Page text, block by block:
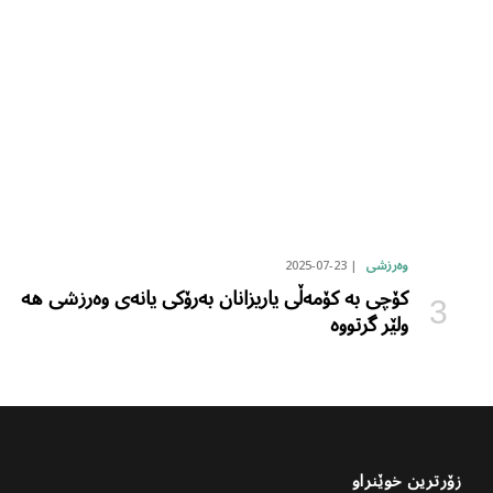
وەرزشی 2025-07-23
کۆچی بە کۆمەڵی یاریزانان بەرۆکی یانەی وەرزشی هە
ولێر گرتووە
زۆرترین خوێنراو